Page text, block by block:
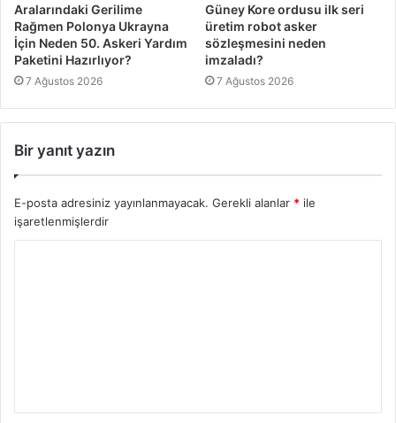
Aralarındaki Gerilime
Rağmen Polonya Ukrayna
İçin Neden 50. Askeri Yardım
Paketini Hazırlıyor?
7 Ağustos 2026
Güney Kore ordusu ilk seri
üretim robot asker
sözleşmesini neden
imzaladı?
7 Ağustos 2026
Bir yanıt yazın
E-posta adresiniz yayınlanmayacak. Gerekli alanlar * ile
işaretlenmişlerdir